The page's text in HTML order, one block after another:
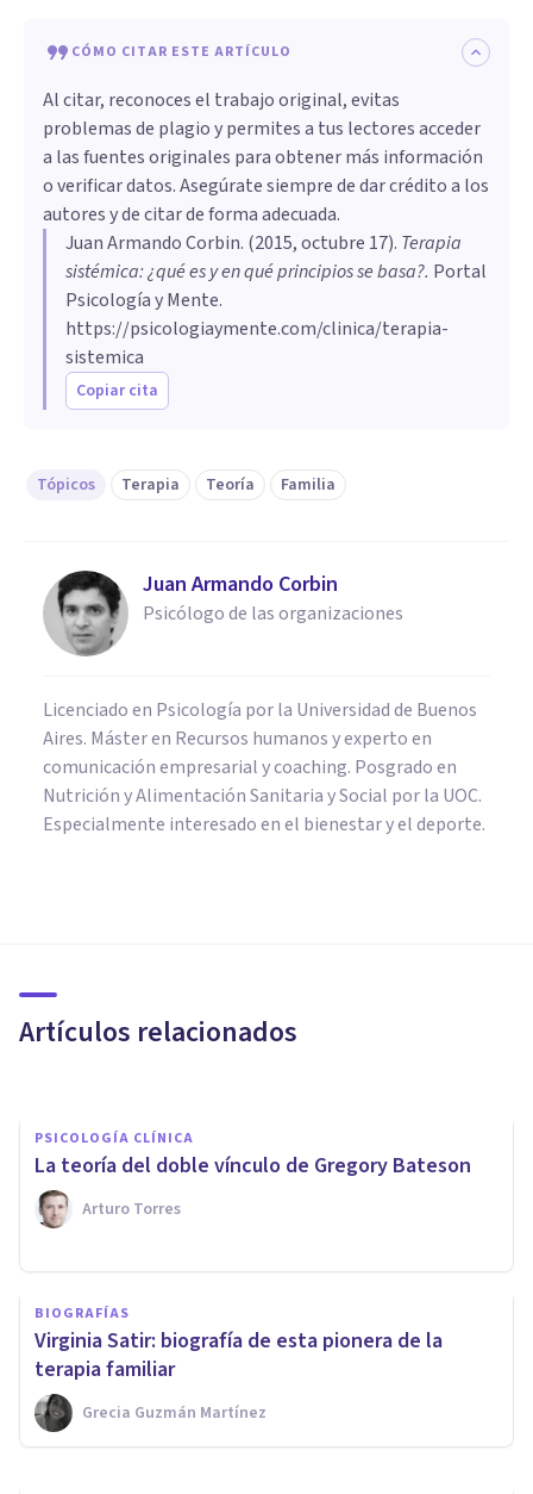
CÓMO CITAR ESTE ARTÍCULO
Al citar, reconoces el trabajo original, evitas
problemas de plagio y permites a tus lectores acceder
a las fuentes originales para obtener más información
o verificar datos. Asegúrate siempre de dar crédito a los
autores y de citar de forma adecuada.
Juan Armando Corbin. (2015, octubre 17). Terapia
sistémica: ¿qué es y en qué principios se basa?. Portal
Psicología y Mente.
https://psicologiaymente.com/clinica/terapia-
sistemica
Copiar cita
Tópicos Terapia Teoría Familia
Juan Armando Corbin
Psicólogo de las organizaciones
Licenciado en Psicología por la Universidad de Buenos
Aires. Máster en Recursos humanos y experto en
comunicación empresarial y coaching. Posgrado en
Nutrición y Alimentación Sanitaria y Social por la UOC.
Especialmente interesado en el bienestar y el deporte.
Artículos relacionados
formas de aplicación
PSICOLOGÍA CLÍNICA
La teoría del doble vínculo de Gregory Bateson
Arturo Torres
BIOGRAFÍAS
Virginia Satir: biografía de esta pionera de la
terapia familiar
Grecia Guzmán Martínez
La Logoterapia de Viktor
Frankl: teoría y técnicas
Adrián Triglia